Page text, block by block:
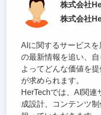
株式会社
株式会社
AIに関するサービス
の最新情報を追い、
よってどんな価値を
が求められます。
HerTechでは、AI関
成設計、コンテンツ